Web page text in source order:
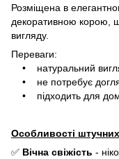
Розміщена в
декоративною корою,
вигляду.
Переваги:
• натуральний
• не потребує
• підходить для
Особливості
✅ Вічна свіжість -